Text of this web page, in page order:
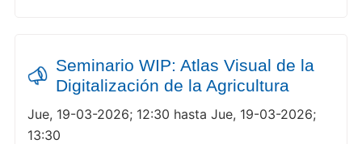
Seminario WIP: Atlas Visual de la
Digitalización de la Agricultura
Jue, 19-03-2026; 12:30 hasta Jue, 19-03-2026;
13:30